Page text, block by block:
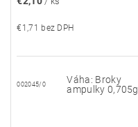
€1,71 bez DPH
002045/0
Váha: Broky
ampulky 0,705g